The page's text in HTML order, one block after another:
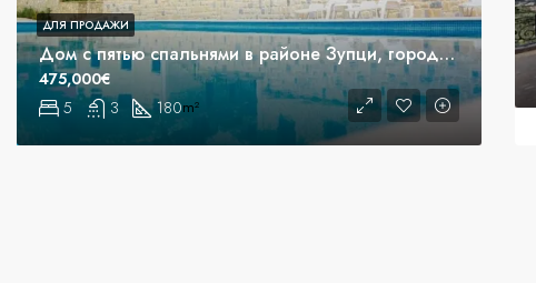
Дом с пятью спальнями в районе Зупци, город Бар
5 3 180m²
475,000€
ДЛЯ ПРОДАЖИ